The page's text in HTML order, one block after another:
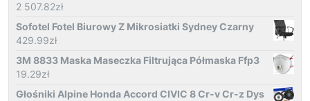
2 507.82zł
Sofotel Fotel Biurowy Z Mikrosiatki Sydney Czarny
429.99zł
3M 8833 Maska Maseczka Filtrująca Półmaska Ffp3
19.29zł
Głośniki Alpine Honda Accord CIVIC 8 Cr-v Cr-z Dys